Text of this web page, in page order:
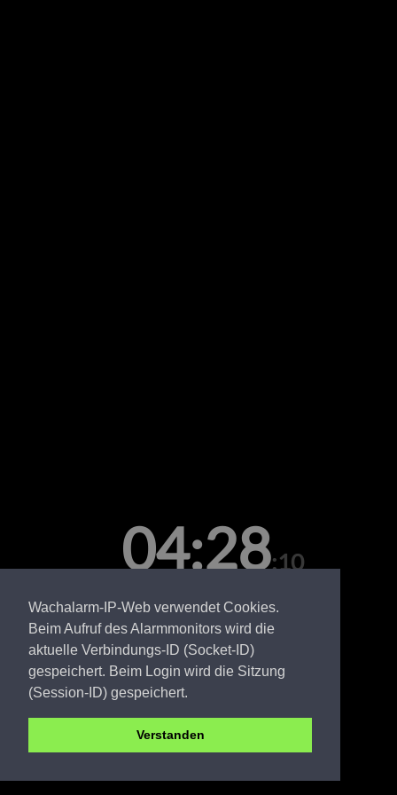
Wachalarm-IP-Web verwendet Cookies.
Beim Aufruf des Alarmmonitors wird die
aktuelle Verbindungs-ID (Socket-ID)
gespeichert. Beim Login wird die Sitzung
(Session-ID) gespeichert.
Verstanden
04:28:10
Freitag, 07. August
LDS FW Prieros